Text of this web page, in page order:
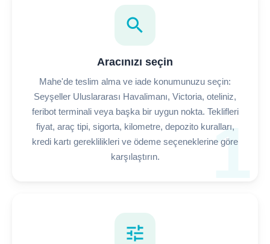
1
search
Aracınızı seçin
Mahe'de teslim alma ve iade konumunuzu seçin:
Seyşeller Uluslararası Havalimanı, Victoria, oteliniz,
feribot terminali veya başka bir uygun nokta. Teklifleri
fiyat, araç tipi, sigorta, kilometre, depozito kuralları,
kredi kartı gereklilikleri ve ödeme seçeneklerine göre
karşılaştırın.
tune